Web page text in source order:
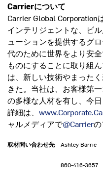
Carrierについて
Carrier Global Corporation
インテリジェントな、ビ
ューションを提供するグ
代のために世界をより安
ものにすることに取り組
は、新しい技術やまった
きた。当社は、お客様第
の多様な人材を有し、今
詳細は、
ャルメディアで@Carrierの
取材問い合わせ先 Ashley Barrie
860-416-3657